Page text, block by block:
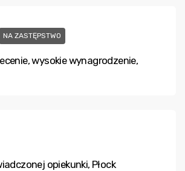
NA ZASTĘPSTWO
wysokie wynagrodzenie,
opiekunki, Płock